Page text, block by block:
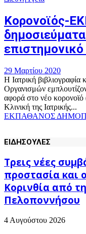
Κορονοϊός-
29 Μαρτίου 2020
Η Ιατρική βιβλιογραφία
Οργανισμών
αφορά στο νέο
Κλινική της Ιατρικής...
ΕΚΠΑΘΑΝΟΣ
ΕΙΔΗΣΟΥΛΕΣ
Τρεις νέες
προστασία και
Κορινθία από
Πελοποννήσου
4 Αυγούστου 2026